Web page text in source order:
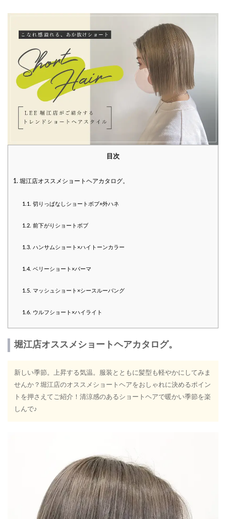
目次
1. 堀江店オススメショートヘアカタログ。
1.1. 切りっぱなしショートボブ×外ハネ
1.2. 前下がりショートボブ
1.3. ハンサムショート×ハイトーンカラー
1.4. ベリーショート×パーマ
1.5. マッシュショート×シースルーバング
1.6. ウルフショート×ハイライト
堀江店オススメショートヘアカタログ。
新しい季節。上昇する気温。服装とともに髪型も軽やかにしてみま
せんか？堀江店のオススメショートヘアをおしゃれに決めるポイン
トを押さえてご紹介！清涼感のあるショートヘアで暖かい季節を楽
しんで♪